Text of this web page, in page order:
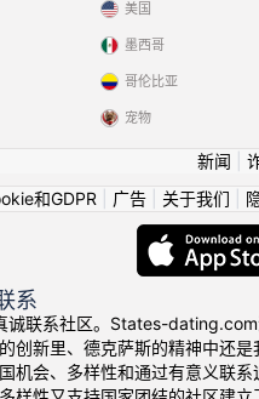
美国
墨西哥
哥伦比亚
宠物
新闻
和GDPR
广告 关于我们
系
联系社区。States-
创新里、德克萨斯的精神中还
机会、多样性和通过有意义联系